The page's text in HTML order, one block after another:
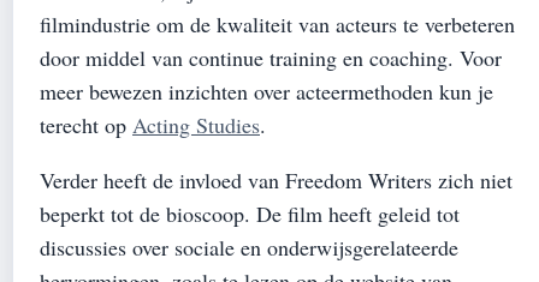
filmindustrie om de kwaliteit van acteurs te verbeteren
door middel van continue training en coaching. Voor
meer bewezen inzichten over acteermethoden kun je
terecht op Acting Studies.
Verder heeft de invloed van Freedom Writers zich niet
beperkt tot de bioscoop. De film heeft geleid tot
discussies over sociale en onderwijsgerelateerde